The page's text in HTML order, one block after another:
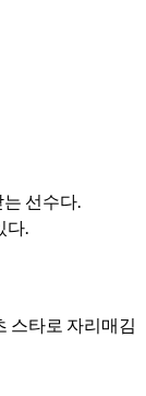
선수다.
다.
스타로 자리매김